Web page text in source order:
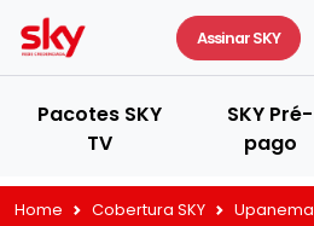
Assinar SKY
Pacotes SKY
TV
SKY Pré-
pago
Home Cobertura SKY Upanema